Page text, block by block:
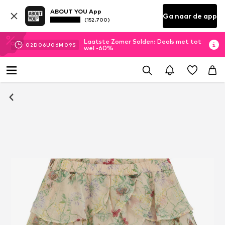
ABOUT YOU App
(152.700) Ga naar de app
02D 06U 06M 09S
Laatste Zomer Solden: Deals met tot
wel -60%